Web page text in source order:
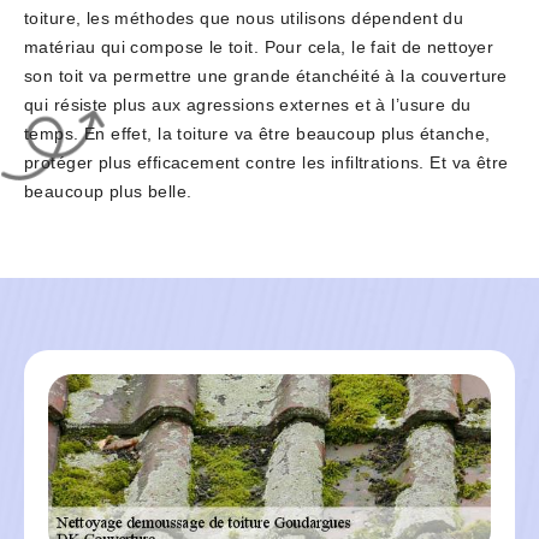
toiture, les méthodes que nous utilisons dépendent du
matériau qui compose le toit. Pour cela, le fait de nettoyer
son toit va permettre une grande étanchéité à la couverture
qui résiste plus aux agressions externes et à l’usure du
temps. En effet, la toiture va être beaucoup plus étanche,
protéger plus efficacement contre les infiltrations. Et va être
beaucoup plus belle.